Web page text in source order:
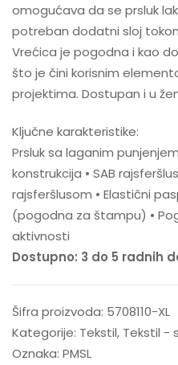
omogućava da se prsluk
potreban dodatni sloj
Vrećica je pogodna i kao
što je čini korisnim
projektima. Dostupan i u
Ključne karakteristike:
Prsluk sa laganim
konstrukcija • SAB
rajsferšlusom • Elastični
(pogodna za štampu) •
aktivnosti
Dostupno: 3 do 5 radnih
Šifra proizvoda: 5708110-XL
Kategorije: Tekstil, Tekstil -
Oznaka: PMSL